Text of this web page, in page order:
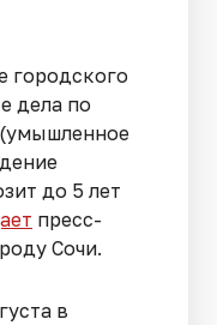
городского
дела по
(умышленное
до 5 лет
пресс-
Сочи.
в